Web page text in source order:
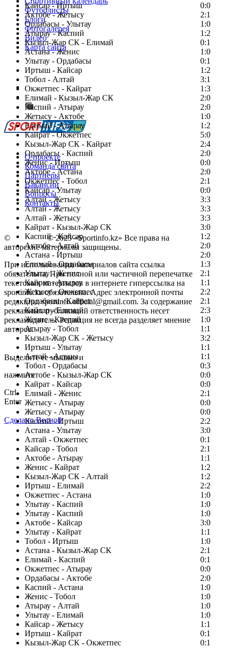
Кайсар - Иртыш
0:0
Актобе - Жетысу
2:1
Ордабасы - Улытау
1:0
Атырау - Каспий
1:2
Кызыл-Жар СК - Елимай
0:1
Астана - Женис
1:0
Улытау - Ордабасы
0:1
Иртыш - Кайсар
1:2
Тобол - Алтай
3:1
Окжетпес - Кайрат
1:3
Елимай - Кызыл-Жар СК
2:0
Каспий - Атырау
2:0
Жетысу - Актобе
1:0
Елимай - Атырау
1:2
Кайрат - Окжетпес
5:0
Кызыл-Жар СК - Кайрат
2:4
Ордабасы - Каспий
2:0
Женис - Иртыш
0:0
Актобе - Астана
2:0
Окжетпес - Тобол
2:1
Кайсар - Улытау
0:0
Алтай - Жетысу
3:3
Алтай - Жетысу
3:3
Алтай - Жетысу
3:3
Кайрат - Кызыл-Жар СК
3:0
Каспий - Кайсар
1:2
Актобе - Алтай
2:0
Астана - Иртыш
2:0
Елимай - Ордабасы
1:3
Улытау - Женис
2:1
Кайрат - Атырау
1:1
Жетысу - Окжетпес
2:2
Ордабасы - Кайрат
2:1
Кайсар - Елимай
2:3
Женис - Каспий
1:0
Атырау - Тобол
1:1
Кызыл-Жар СК - Жетысу
3:2
Иртыш - Улытау
1:1
Алтай - Астана
1:1
Тобол - Ордабасы
0:3
Актобе - Кызыл-Жар СК
0:0
Кайрат - Кайсар
0:0
Елимай - Женис
2:1
Жетысу - Атырау
0:0
Жетысу - Атырау
0:0
Каспий - Иртыш
2:2
Астана - Улытау
3:0
Алтай - Окжетпес
0:1
Кайсар - Тобол
2:1
Актобе - Атырау
1:1
Женис - Кайрат
1:2
Кызыл-Жар СК - Алтай
1:2
Иртыш - Елимай
2:2
Окжетпес - Астана
1:0
Улытау - Каспий
1:0
Улытау - Каспий
1:0
Актобе - Кайсар
3:0
Улытау - Кайрат
1:1
Тобол - Иртыш
1:0
Астана - Кызыл-Жар СК
2:1
Елимай - Каспий
0:1
Окжетпес - Атырау
0:0
Ордабасы - Актобе
2:0
Каспий - Астана
1:0
Женис - Тобол
1:0
Атырау - Алтай
1:0
Улытау - Елимай
1:0
Кайсар - Жетысу
1:1
Иртыш - Кайрат
0:1
Кызыл-Жар СК - Окжетпес
0:1
Футболисты
Блоги
Фотогалерея
Видео
Карта сайта
Есть идея?
Сообщить о мероприятии
Перейти на старый сайт
О проекте
Команда сайта
Партнеры
Вакансии
Вопросы
Контакты
© Copyright© 2025 «Sportinfo.kz» Все права на
авторские материалы защищены.
При использовании материалов сайта ссылка
обязательна. При полной или частичной перепечатке
текстовых материалов в интернете гиперссылка на
sportinfo.kz обязательна. Адрес электронной почты
редакции: sportinfo.official@gmail.com. За содержание
рекламных публикаций ответственность несет
рекламодатель. Редакция не всегда разделяет мнение
авторов.
Заметили ошибку в тексте?
Выделите ее мышью и
нажмите
Ctrl
Enter
Сделано Весной